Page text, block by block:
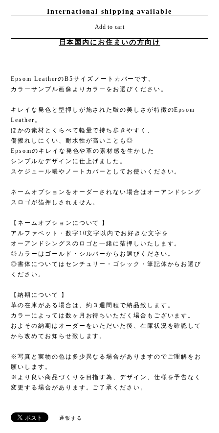
International shipping available
Add to cart
日本国内にお住まいの方向け
Epsom LeatherのB5サイズノートカバーです。
カラーサンプル画像よりカラーをお選びください。
キレイな発色と型押しが施された皺の美しさが特徴のEpsom
Leather。
ほかの素材とくらべて軽量で持ち歩きやすく、
傷擦れしにくい、耐水性が高いことも◎
Epsomのキレイな発色や革の素材感を生かした
シンプルなデザインに仕上げました。
スケジュール帳やノートカバーとしてお使いください。
ネームオプションをオーダーされない場合はオーアンドシング
スロゴが箔押しされません。
【ネームオプションについて 】
アルファベット・数字10文字以内でお好きな文字を
オーアンドシングスのロゴと一緒に箔押しいたします。
◎カラーはゴールド・シルバーからお選びください。
◎書体についてはセンチュリー・ゴシック・筆記体からお選び
ください。
【納期について 】
革の在庫がある場合は、約３週間程で納品致します。
カラーによっては数ヶ月お待ちいただく場合もございます。
およその納期はオーダーをいただいた後、在庫状況を確認して
から改めてお知らせ致します。
※写真と実物の色は多少異なる場合がありますのでご理解をお
願いします。
※より良い商品づくりを目指す為、デザイン、仕様を予告なく
変更する場合があります。ご了承ください。
通報する